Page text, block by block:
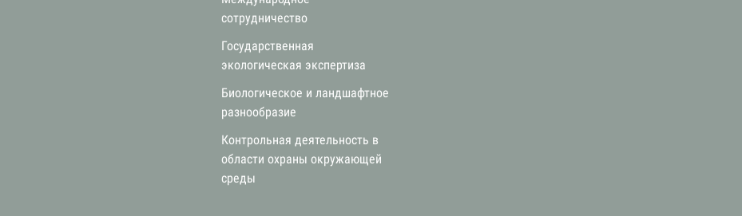
сотрудничество
Государственная
экологическая экспертиза
Биологическое и ландшафтное
разнообразие
Контрольная деятельность в
области охраны окружающей
среды